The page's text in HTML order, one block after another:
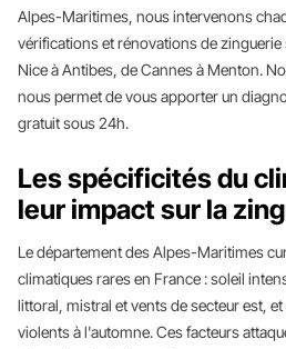
Alpes-Maritimes, nous intervenons
vérifications et rénovations de
Nice à Antibes, de Cannes à Menton.
nous permet de vous apporter un
gratuit sous 24h.
Les spécificités du
leur impact sur la
Le département des Alpes-Maritimes
climatiques rares en France : soleil
littoral, mistral et vents de secteur est,
violents à l'automne. Ces facteurs